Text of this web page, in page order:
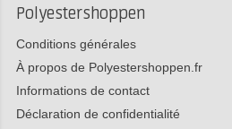
Polyestershoppen
Conditions générales
À propos de Polyestershoppen.fr
Informations de contact
Déclaration de confidentialité